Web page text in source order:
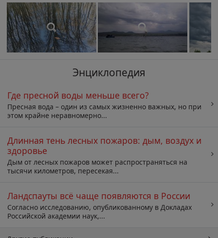
Энциклопедия
Где пресной воды меньше всего?
Пресная вода – один из самых жизненно важных, но при
этом крайне неравномерно...
Длинная тень лесных пожаров: дым, воздух и
здоровье
Дым от лесных пожаров может распространяться на
тысячи километров, пересекая...
Ландспауты всё чаще появляются в России
Согласно исследованию, опубликованному в Докладах
Российской академии наук,...